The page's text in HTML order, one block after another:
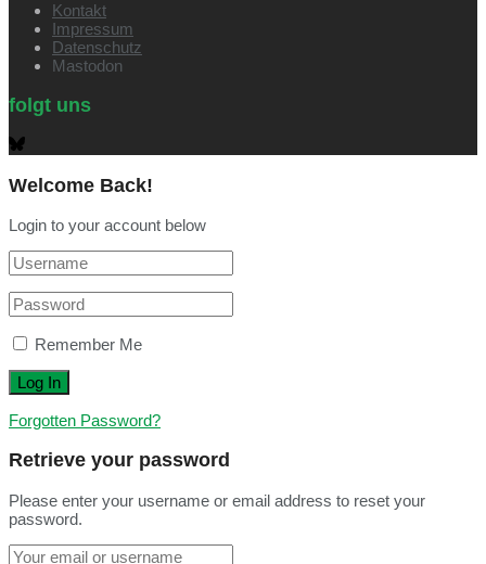
Kontakt
Impressum
Datenschutz
Mastodon
folgt uns
Welcome Back!
Login to your account below
Remember Me
Forgotten Password?
Retrieve your password
Please enter your username or email address to reset your
password.